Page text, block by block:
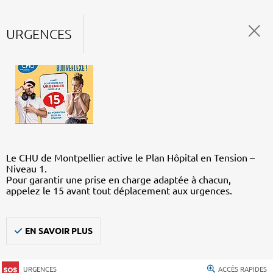
URGENCES
Le CHU de Montpellier active le Plan Hôpital en Tension –
Niveau 1.
Pour garantir une prise en charge adaptée à chacun,
appelez le 15 avant tout déplacement aux urgences.
EN SAVOIR PLUS
URGENCES ACCÈS RAPIDES